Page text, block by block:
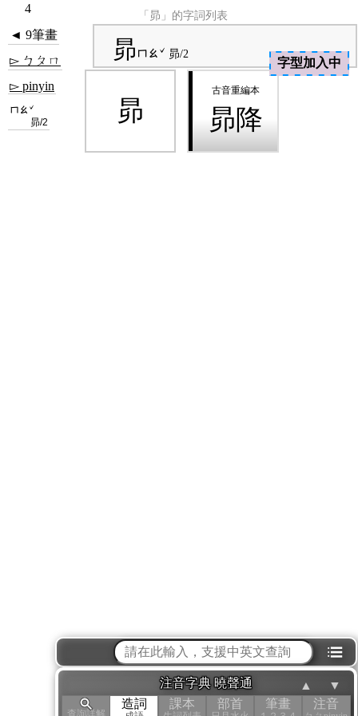
「昴」的字詞列表
◄ 9筆畫
▻ ㄅㄆㄇ
▻ pinyin
ㄇㄠˇ
昴/2
昴 ㄇㄠˇ 昴/2
昴 昴降
⁝☰
注音字典 曉聲通
造詞 課本 部首 筆畫 注音
▲ ▼
4
字型加入中